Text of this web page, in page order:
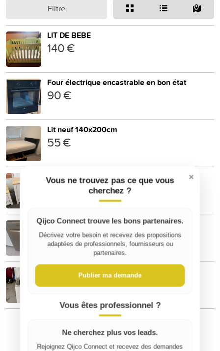
Filtre
LIT DE BEBE
140 €
Four électrique encastrable en bon état
90 €
Lit neuf 140x200cm
55 €
Commode + tables d'appoints
Lave-vaisselle encastrable
95 €
Lave-linge Whirpool
100 €
×
Vous ne trouvez pas ce que vous
cherchez ?
Qijco Connect trouve les bons partenaires.
Décrivez votre besoin et recevez des propositions
adaptées de professionnels, fournisseurs ou
partenaires.
Publier ma demande
Vous êtes professionnel ?
Ne cherchez plus vos leads.
Rejoignez Qijco Connect et recevez des demandes